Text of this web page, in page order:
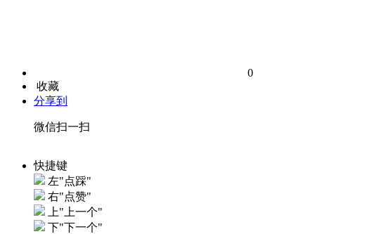
0
收藏
分享到
微信扫一扫
快捷键
左"点踩"
右"点赞"
上"上一个"
下"下一个"